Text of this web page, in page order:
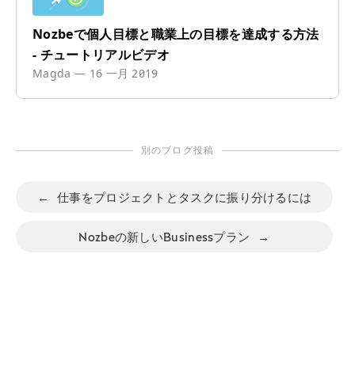
Nozbeで個人目標と職業上の目標を達成する方法
- チュートリアルビデオ
Magda — 16 一月 2019
別のブログ投稿
← 仕事をプロジェクトとタスクに振り分けるには
Nozbeの新しいBusinessプラン →